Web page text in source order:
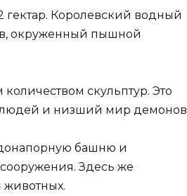
гектар. Королевский водный
окруженный пышной
скульптур. Это
людей и низший мир демонов
башню и
Здесь же
животных.